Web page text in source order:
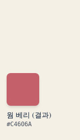
웜 베리 (결과)
#C4606A